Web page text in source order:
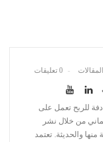
0 تعليقات
للربح تعمل على
من خلال نشر
منها والحديثة. تعتمد